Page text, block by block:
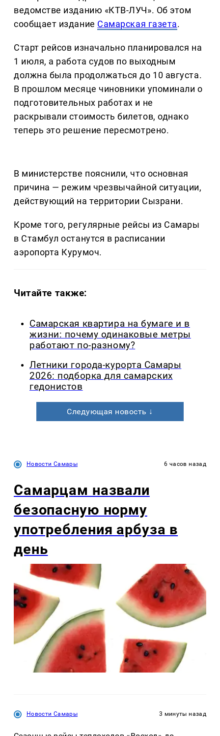
ведомстве изданию «КТВ-ЛУЧ». Об этом
сообщает издание Самарская газета.
Старт рейсов изначально планировался на
1 июля, а работа судов по выходным
должна была продолжаться до 10 августа.
В прошлом месяце чиновники упоминали о
подготовительных работах и не
раскрывали стоимость билетов, однако
теперь это решение пересмотрено.
В министерстве пояснили, что основная
причина — режим чрезвычайной ситуации,
действующий на территории Сызрани.
Кроме того, регулярные рейсы из Самары
в Стамбул останутся в расписании
аэропорта Курумоч.
Читайте также:
Самарская квартира на бумаге и в
жизни: почему одинаковые метры
работают по-разному?
Летники города-курорта Самары
2026: подборка для самарских
гедонистов
Следующая новость ↓
Новости Самары 6 часов назад
Самарцам назвали
безопасную норму
употребления арбуза в
день
Новости Самары 3 минуты назад